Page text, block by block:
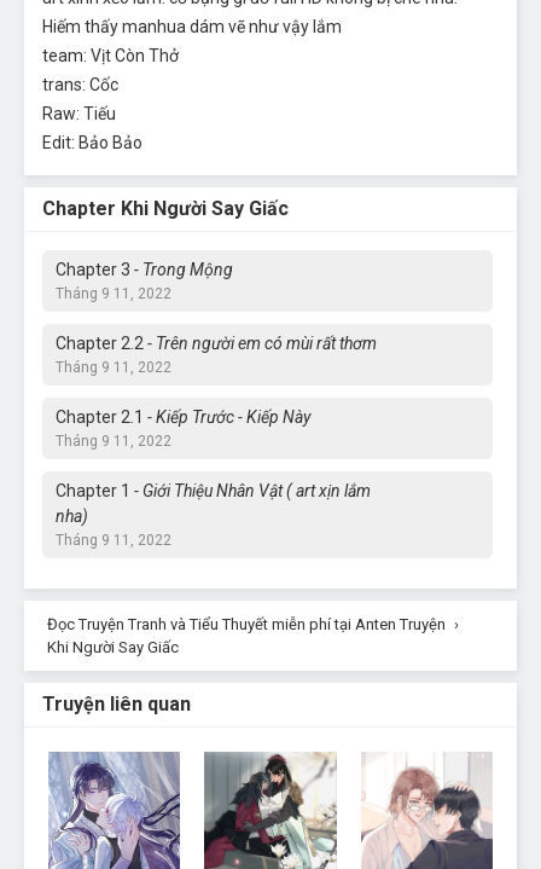
Hiếm thấy manhua dám vẽ như vậy lắm
team: Vịt Còn Thở
trans: Cốc
Raw: Tiếu
Edit: Bảo Bảo
Chapter Khi Người Say Giấc
Chapter 3 - Trong Mộng
Tháng 9 11, 2022
Chapter 2.2 - Trên người em có mùi rất thơm
Tháng 9 11, 2022
Chapter 2.1 - Kiếp Trước - Kiếp Này
Tháng 9 11, 2022
Chapter 1 - Giới Thiệu Nhân Vật ( art xịn lắm
nha)
Tháng 9 11, 2022
Đọc Truyện Tranh và Tiểu Thuyết miễn phí tại Anten Truyện ›
Khi Người Say Giấc
Truyện liên quan